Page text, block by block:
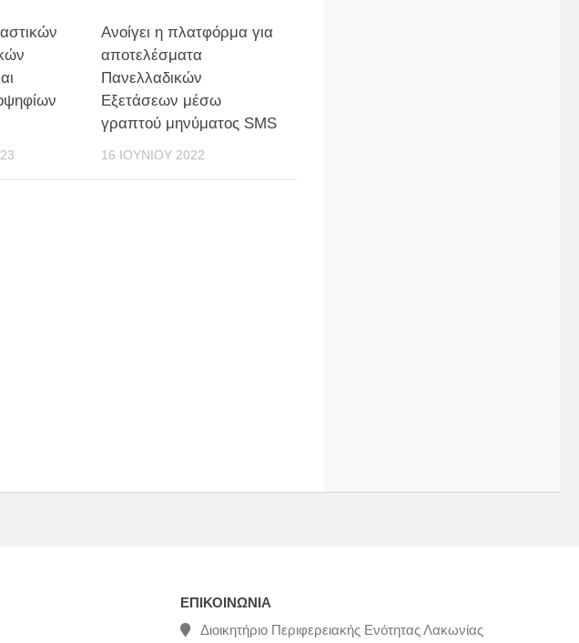
Ανοίγει η πλατφόρμα για
αποτελέσματα
Πανελλαδικών
Εξετάσεων μέσω
γραπτού μηνύματος SMS
16 ΙΟΥΝΊΟΥ 2022
ΕΠΙΚΟΙΝΩΝΊΑ
Διοικητήριο Περιφερειακής Ενότητας Λακωνίας